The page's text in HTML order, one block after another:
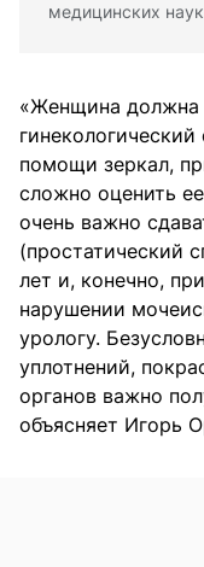
медицинских наук
«Женщина должна
помощи зеркал,
сложно оценить
очень важно
(простатический
лет и, конечно,
нарушении
урологу.
уплотнений,
органов важно
объясняет Игорь